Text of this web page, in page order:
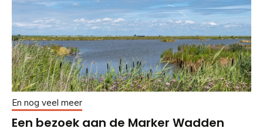
En nog veel meer
Een bezoek aan de Marker Wadden